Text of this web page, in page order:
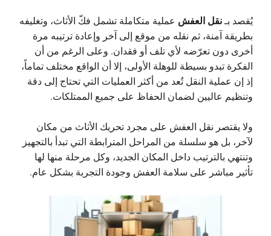
يُقصد بـنقل العفش عملية متكاملة تشمل فكّ الأثاث، وتغليفه
بطريقة آمنة، ثم نقله من موقع إلى آخر وإعادة ترتيبه مرة
أخرى دون تعرّضه لأي تلف أو فقدان. وعلى الرغم من أن
الفكرة تبدو بسيطة للوهلة الأولى، إلا أن الواقع مختلف تماماً،
إذ إن عملية النقل تُعد من أكثر العمليات التي تحتاج إلى دقة
وتنظيم عاليين لضمان الحفاظ على جميع الممتلكات.
ولا يقتصر نقل العفش على مجرد تحريك الأثاث من مكان
لآخر، بل هو سلسلة من المراحل المترابطة التي تبدأ بالتجهيز
وتنتهي بالترتيب داخل المكان الجديد، وكل مرحلة منها لها
تأثير مباشر على سلامة العفش وجودة التجربة بشكل عام.